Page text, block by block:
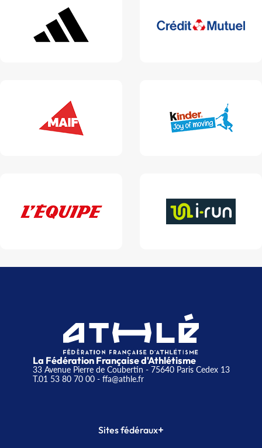
La Fédération Française d'Athlétisme
33 Avenue Pierre de Coubertin - 75640 Paris Cedex 13
T.01 53 80 70 00- ffa@athle.fr
Sites fédéraux+